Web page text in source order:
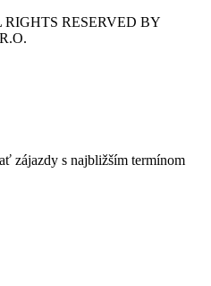
RESERVED BY
zájazdy s najbližším termínom